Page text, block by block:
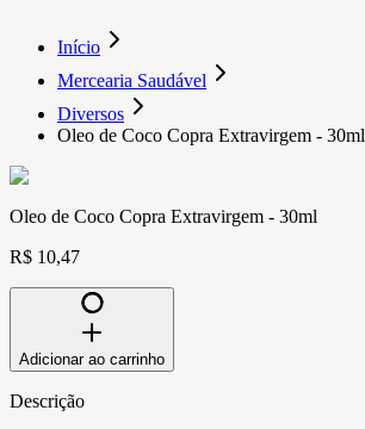
Início
Mercearia Saudável
Diversos
Oleo de Coco Copra Extravirgem - 30ml
Oleo de Coco Copra Extravirgem - 30ml
R$ 10,47
Adicionar ao carrinho
Descrição